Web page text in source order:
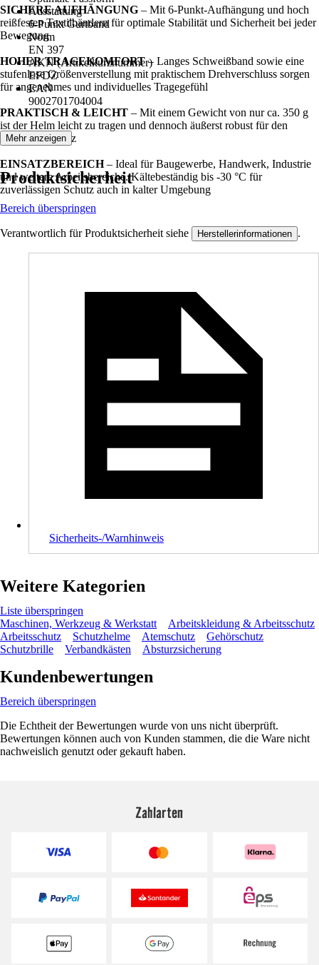
Ausstattung
6-Punkt Gurtband
Norm
EN 397
AKN (Artikelkurznummer)
EFDZ
EAN
9002701704004
SICHERE AUFHÄNGUNG – Mit 6-Punkt-Aufhängung und hoch
reißfesten Textilbändern für optimale Stabilität und Sicherheit bei jeder
Bewegung
HOHER TRAGEKOMFORT– Langes Schweißband sowie eine
stufenlose Größenverstellung mit praktischem Drehverschluss sorgen
für angenehmes und individuelles Tragegefühl
PRAKTISCH & LEICHT – Mit einem Gewicht von nur ca. 350 g
ist der Helm leicht zu tragen und dennoch äußerst robust für den
täglichen Einsatz
EINSATZBEREICH– Ideal für Baugewerbe, Handwerk, Industrie
und weitere Arbeitsbereiche. Kältebeständig bis -30 °C für
zuverlässigen Schutz auch in kalter Umgebung
Mehr anzeigen
Produktsicherheit
Bereich überspringen
Verantwortlich für Produktsicherheit siehe Herstellerinformationen .
Sicherheits-/Warnhinweis
Weitere Kategorien
Liste überspringen
Maschinen, Werkzeug & Werkstatt
Arbeitskleidung & Arbeitsschutz
Arbeitsschutz
Schutzhelme Atemschutz
Gehörschutz
Schutzbrille
Verbandkästen Absturzsicherung
Kundenbewertungen
Bereich überspringen
Die Echtheit der Bewertungen wurde von uns nicht überprüft.
Bewertungen können auch von Kunden stammen, die die Ware nicht
nachweislich genutzt oder gekauft haben.
Zahlarten